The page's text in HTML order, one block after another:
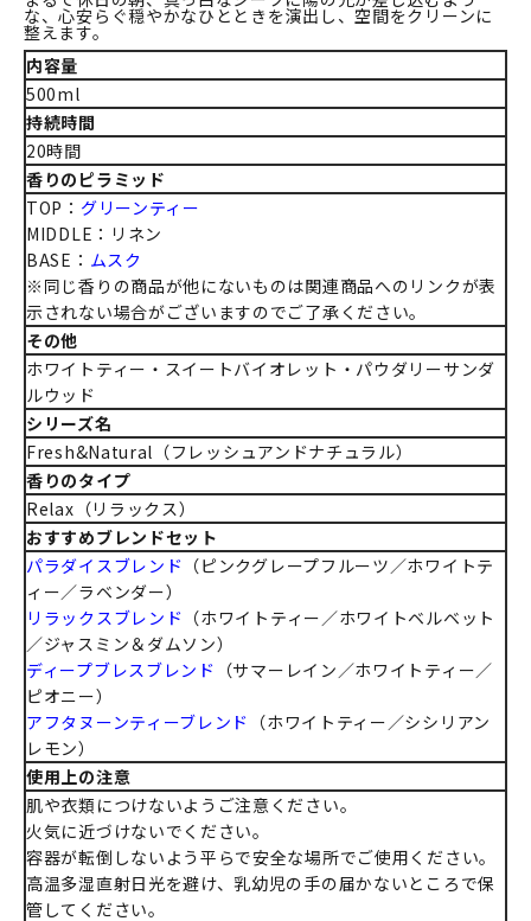
な、心安らぐ穏やかなひとときを演出し、空間をクリーンに
整えます。
内容量
500ml
持続時間
20時間
香りのピラミッド
TOP： グリーンティー
MIDDLE：リネン
BASE： ムスク
※同じ香りの商品が他にないものは関連商品へのリンクが表
示されない場合がございますのでご了承ください。
その他
ホワイトティー・スイートバイオレット・パウダリーサンダ
ルウッド
シリーズ名
Fresh&Natural（フレッシュアンドナチュラル）
香りのタイプ
Relax（リラックス）
おすすめブレンドセット
パラダイスブレンド （ピンクグレープフルーツ／ホワイトテ
ィー／ラベンダー）
リラックスブレンド （ホワイトティー／ホワイトベルベット
／ジャスミン＆ダムソン）
ディープブレスブレンド （サマーレイン／ホワイトティー／
ピオニー）
アフタヌーンティーブレンド （ホワイトティー／シシリアン
レモン）
使用上の注意
肌や衣類につけないようご注意ください。
火気に近づけないでください。
容器が転倒しないよう平らで安全な場所でご使用ください。
高温多湿直射日光を避け、乳幼児の手の届かないところで保
管してください。